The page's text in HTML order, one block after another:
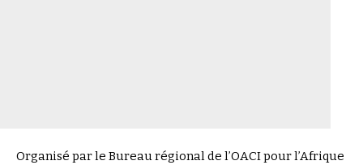
Organisé par le Bureau régional de l’OACI pour l’Afrique